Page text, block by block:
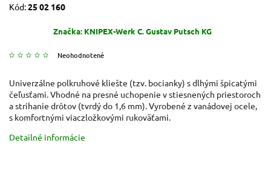
Kód:25 02 160
Neohodnotené
Značka: KNIPEX-Werk C. Gustav Putsch KG
Univerzálne polkruhové kliešte (tzv. bocianky) s dlhými špicatými
čeľusťami. Vhodné na presné uchopenie v stiesnených priestoroch
a strihanie drôtov (tvrdý do 1,6 mm). Vyrobené z vanádovej ocele,
s komfortnými viaczložkovými rukoväťami.
Detailné informácie